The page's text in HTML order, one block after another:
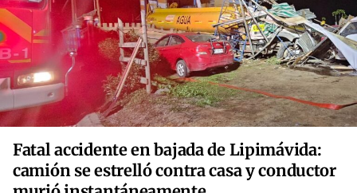
Fatal accidente en bajada de Lipimávida:
camión se estrelló contra casa y conductor